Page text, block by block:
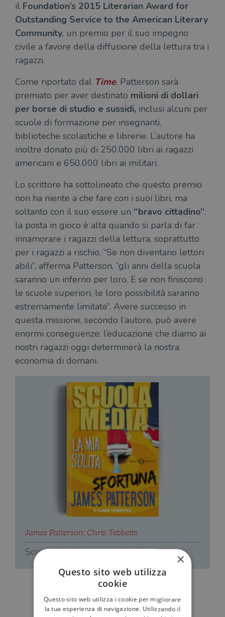
il Foundation’s 2015 Literarian Award for
Outstanding Service to the American Literary
Community, un premio per il suo impegno
civile a favore della diffusione della lettura tra i
ragazzi.
Come riportato dal Time, Patterson sarà
premiato per aver destinato milioni di dollari
per borse di studio e sussidi, inclusi alcuni per
scuole di formazione per insegnanti,
biblioteche scolastiche e librerie. L’autore ha
inoltre donato più di 250.000 libri ai ragazzi
americani e 650.000 libri ai militari.
Lo scrittore ha sottolineato che questo premio
non ha niente a che fare con i suoi libri, ma
soltanto con il suo essere un “bravo cittadino”:
la posta in gioco è alta quando si parla di far
innamorare i ragazzi della lettura, soprattutto
per i ragazzi a rischio. “Se non diventano lettori
abili”, afferma Patterson, “gli anni della scuola
saranno un inferno per loro. E se non finiscono
le scuole superiori, le loro possibilità saranno
estremamente limitate”. Avere successo in
questa missione, secondo l’autore, può avere
enormi conseguenze: l’educazione che diamo ai
nostri ragazzi oggi determinerà la nostra
economia di domani.
James Patterson; Chris Tebbetts
Scuola Media. La mia solita sfortuna ×
Questo sito web utilizza
cookie
Questo sito web utilizza i cookie per migliorare
la tua esperienza di navigazione. Utilizzando il